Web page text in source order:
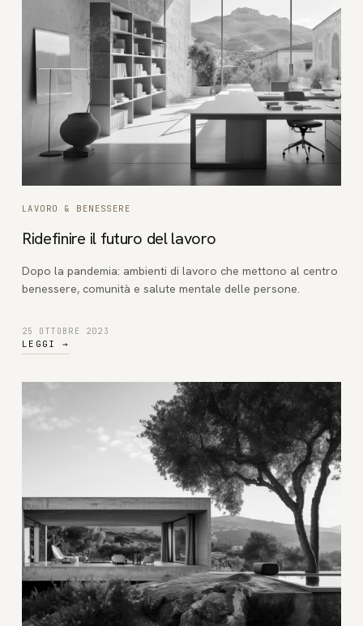
LAVORO & BENESSERE
Ridefinire il futuro del lavoro
Dopo la pandemia: ambienti di lavoro che mettono al centro
benessere, comunità e salute mentale delle persone.
25 OTTOBRE 2023
LEGGI →